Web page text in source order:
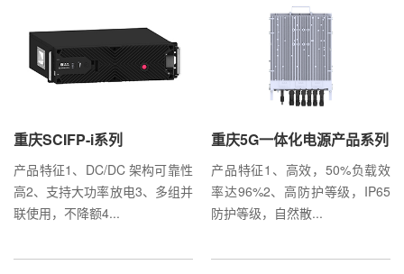
重庆SCIFP-i系列
产品特征1、DC/DC 架构可靠性
高2、支持大功率放电3、多组并
联使用，不降额4...
重庆5G一体化电源产品系列
产品特征1、高效，50%负载效
率达96%2、高防护等级，IP65
防护等级，自然散...